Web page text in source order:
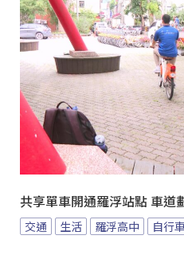
共享單車開通羅浮站點 車道
交通 生活 羅浮高中 自行